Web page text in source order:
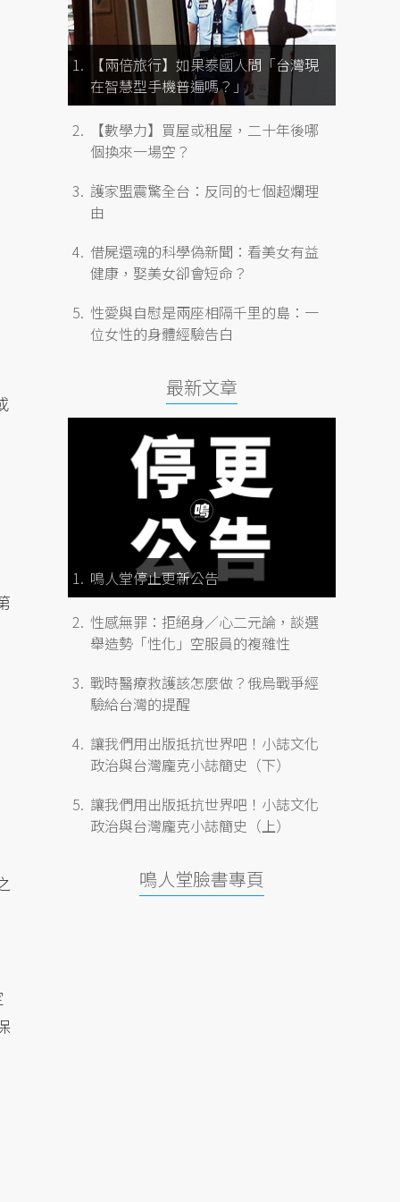
【兩倍旅行】如果泰國人問「台灣現
在智慧型手機普遍嗎？」
【數學力】買屋或租屋，二十年後哪
個換來一場空？
護家盟震驚全台：反同的七個超爛理
由
借屍還魂的科學偽新聞：看美女有益
健康，娶美女卻會短命？
性愛與自慰是兩座相隔千里的島：一
位女性的身體經驗告白
最新文章
鳴人堂停止更新公告
性感無罪：拒絕身／心二元論，談選
舉造勢「性化」空服員的複雜性
戰時醫療救護該怎麼做？俄烏戰爭經
驗給台灣的提醒
讓我們用出版抵抗世界吧！小誌文化
政治與台灣龐克小誌簡史（下）
讓我們用出版抵抗世界吧！小誌文化
政治與台灣龐克小誌簡史（上）
鳴人堂臉書專頁